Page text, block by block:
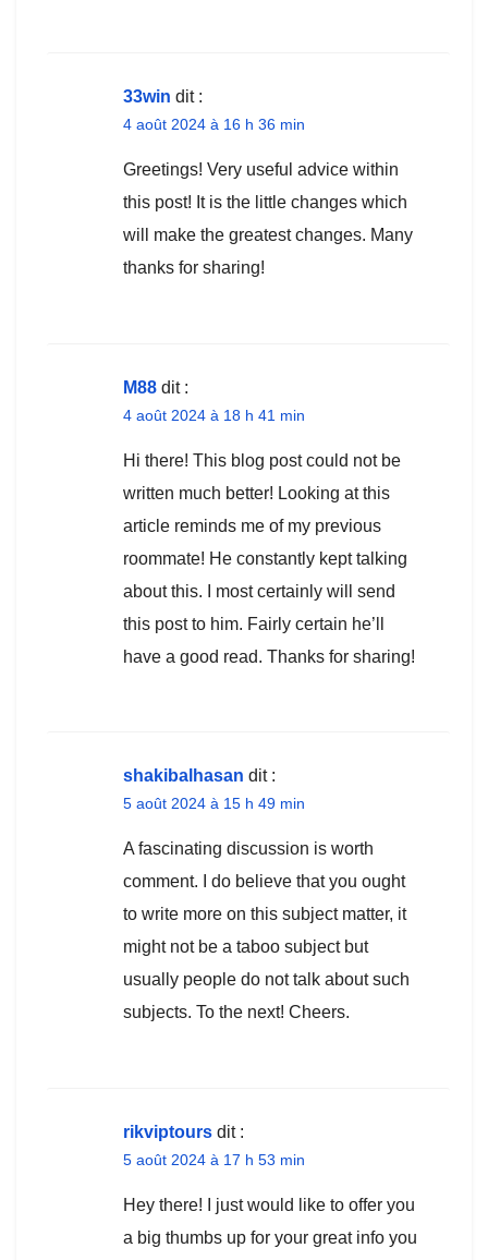
33win dit :
4 août 2024 à 16 h 36 min
Greetings! Very useful advice within
this post! It is the little changes which
will make the greatest changes. Many
thanks for sharing!
M88 dit :
4 août 2024 à 18 h 41 min
Hi there! This blog post could not be
written much better! Looking at this
article reminds me of my previous
roommate! He constantly kept talking
about this. I most certainly will send
this post to him. Fairly certain he’ll
have a good read. Thanks for sharing!
shakibalhasan dit :
5 août 2024 à 15 h 49 min
A fascinating discussion is worth
comment. I do believe that you ought
to write more on this subject matter, it
might not be a taboo subject but
usually people do not talk about such
subjects. To the next! Cheers.
rikviptours dit :
5 août 2024 à 17 h 53 min
Hey there! I just would like to offer you
a big thumbs up for your great info you